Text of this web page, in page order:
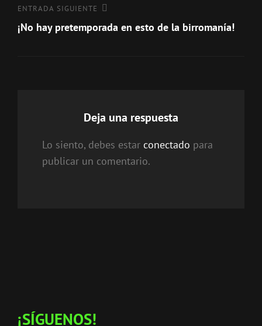
Entrada
siguiente
ENTRADA SIGUIENTE
¡No hay pretemporada en esto de la birromanía!
Deja una respuesta
Lo siento, debes estar conectado para
publicar un comentario.
¡SÍGUENOS!